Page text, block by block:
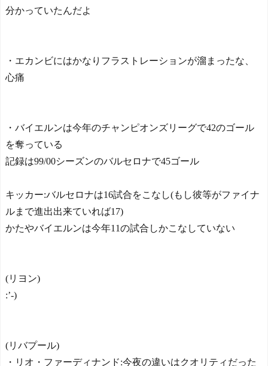
分かっていたんだよ
・エカンビにはかなりフラストレーションが溜まったな、
心痛
・バイエルンは今年のチャンピオンズリーグで42のゴール
を奪っている
記録は99/00シーズンのバルセロナで45ゴール
キッカー:バルセロナは16試合をこなし(もし彼等がファイナ
ルまで進出出来ていれば17)
かたやバイエルンは今年11の試合しかこなしていない
(リヨン)
:’-)
(リバプール)
・リオ・ファーディナンド:今夜の違いはクオリティだった